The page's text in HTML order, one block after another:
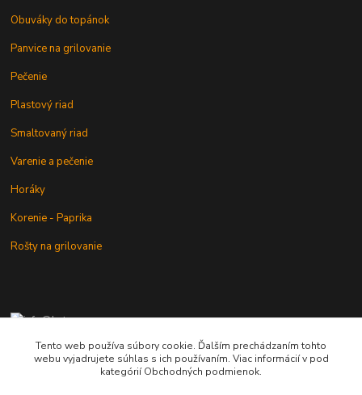
Obuváky do topánok
Panvice na grilovanie
Pečenie
Plastový riad
Smaltovaný riad
Varenie a pečenie
Horáky
Korenie - Paprika
Rošty na grilovanie
+421 902 212 007
od 8:00 - do 16:00 hod
Tento web používa súbory cookie. Ďalším prechádzaním tohto
webu vyjadrujete súhlas s ich používaním. Viac informácií v pod
kategórií Obchodných podmienok.